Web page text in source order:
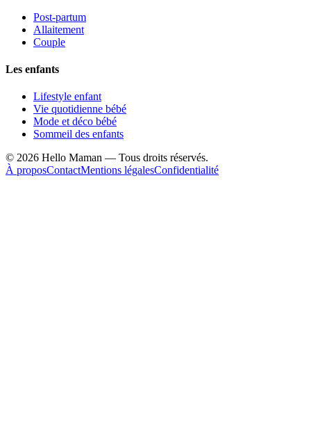
Post-partum
Allaitement
Couple
Les enfants
Lifestyle enfant
Vie quotidienne bébé
Mode et déco bébé
Sommeil des enfants
© 2026 Hello Maman — Tous droits réservés.
À proposContactMentions légalesConfidentialité